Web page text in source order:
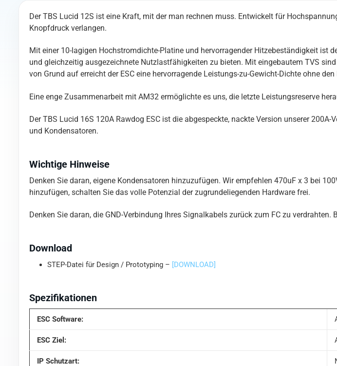
Der TBS Lucid 12S ist eine Kraft, mit der man rechnen muss. Entwickelt für
Knopfdruck verlangen.
Mit einer 10-lagigen Hochstromdichte-Platine und hervorragender Hitzebeständigkeit ist
und gleichzeitig ausgezeichnete Nutzlastfähigkeiten zu bieten. Mit eingebautem TVS
von Grund auf erreicht der ESC eine hervorragende Leistungs-zu-Gewicht-Dichte ohne
Eine enge Zusammenarbeit mit AM32 ermöglichte es uns, die letzte Leistungsreserve
Der TBS Lucid 16S 120A Rawdog ESC ist die abgespeckte, nackte Version unserer
und Kondensatoren.
Wichtige Hinweise
Denken Sie daran, eigene Kondensatoren hinzuzufügen. Wir empfehlen 470uF x 3 bei
hinzufügen, schalten Sie das volle Potenzial der zugrundeliegenden Hardware frei.
Denken Sie daran, die GND-Verbindung Ihres Signalkabels zurück zum FC zu
Download
STEP-Datei für Design / Prototyping – [DOWNLOAD]
Spezifikationen
ESC Software:
ESC Ziel:
IP Schutzart: